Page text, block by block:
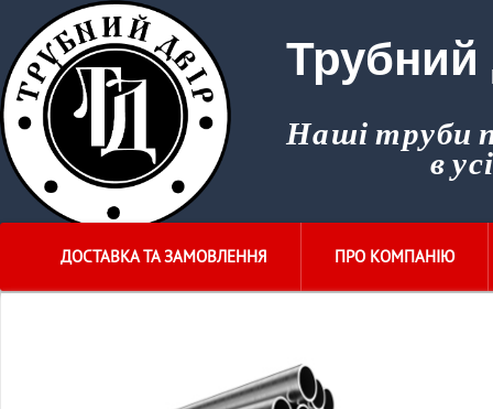
Трубний
Наші труби
в
ДОСТАВКА ТА ЗАМОВЛЕННЯ ПРО КОМПАНІЮ